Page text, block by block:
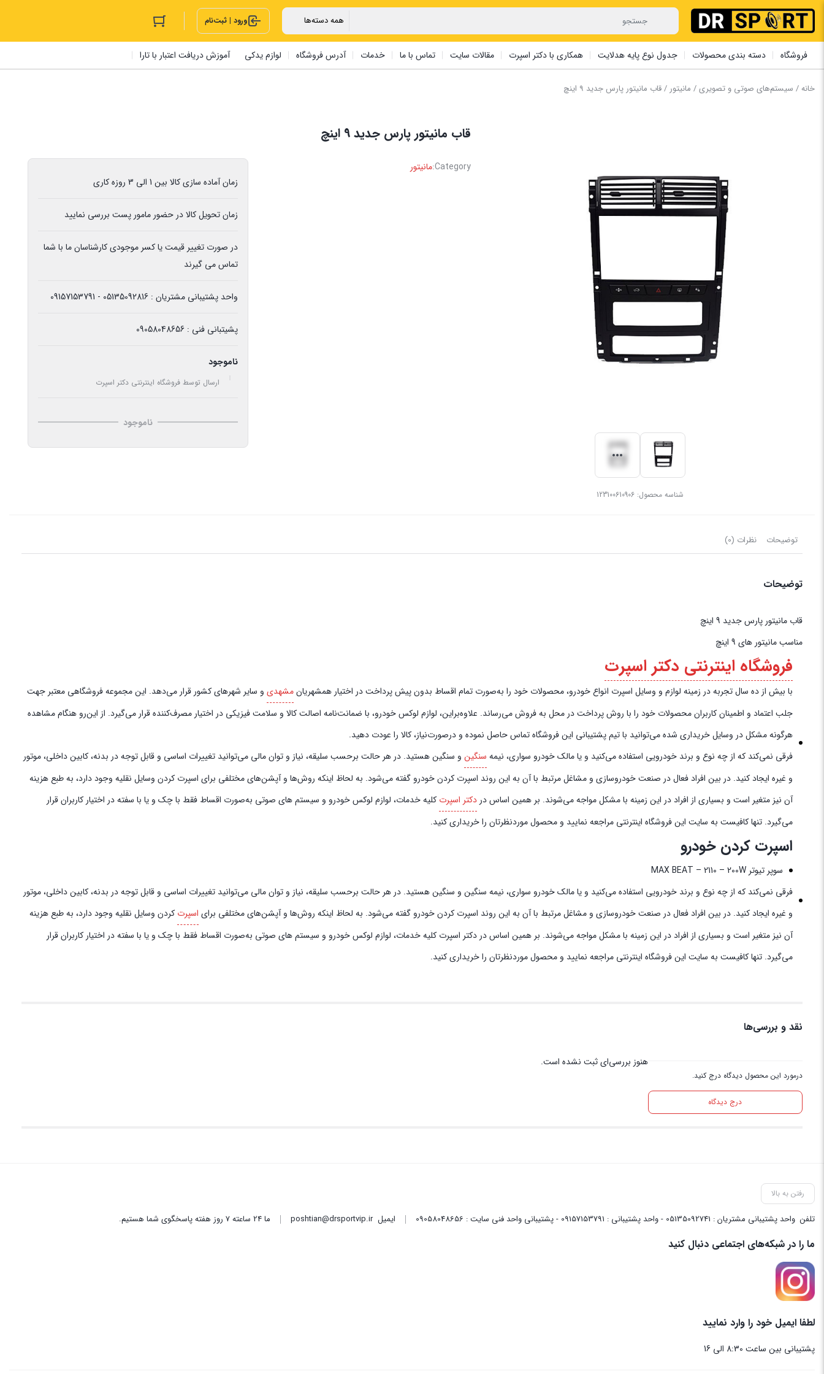
ورود | ثبت‌نام
فروشگاه دسته بندی محصولات جدول نوع پایه هدلایت همکاری با دکتر اسپرت مقالات سایت تماس با ما خدمات آدرس فروشگاه لوازم یدکی آموزش دریافت اعتبار با تارا
خانه/ سیستم‌های صوتی و تصویری/ مانیتور / قاب مانیتور ‏پارس ‏جدید 9 اینچ
شناسه محصول:123100610906
قاب مانیتور ‏پارس ‏جدید 9 اینچ
Category:مانیتور
زمان آماده سازی کالا بین 1 الی 3 روزه کاری
زمان تحویل کالا در حضور مامور پست بررسی نمایید
در صورت تغییر قیمت یا کسر موجودی کارشناسان ما با شما
تماس می گیرند
واحد پشتیبانی مشتریان : 05135092816 - 09157153791
پشیتبانی فنی : 09058048656
ناموجود
ارسال توسط فروشگاه اینترنتی دکتر اسپرت
ناموجود
توضیحات نظرات (0)
توضیحات
قاب مانیتور ‏پارس ‏جدید 9 اینچ
مناسب مانیتور های 9 اینچ
فروشگاه اینترنتی دکتر اسپرت
با بیش از ده سال تجربه در زمینه لوازم و وسایل اسپرت انواع خودرو، محصولات خود را به‌صورت تمام اقساط بدون پیش‌‎ پرداخت در اختیار همشهریان مشهدی و سایر شهرهای کشور قرار می‌دهد. این مجموعه فروشگاهی معتبر جهت
جلب اعتماد و اطمینان کاربران محصولات خود را با روش پرداخت در محل به فروش می‌رساند. علاوه‌بر‌این، لوازم لوکس خودرو، با ضمانت‌نامه اصالت کالا و سلامت فیزیکی در اختیار مصرف‌کننده قرار می‌گیرد. از این‌رو هنگام مشاهده
هرگونه مشکل در وسایل خریداری شده می‌توانید با تیم پشتیبانی این فروشگاه تماس حاصل نموده و در‌صورت‌نیاز، کالا را عودت دهید.
فرقی نمی‌کند که از چه نوع و برند خودرویی استفاده می‌کنید و یا مالک خودرو سواری، نیمه سنگین و سنگین هستید. در هر حالت برحسب سلیقه، نیاز و توان مالی می‌توانید تغییرات اساسی و قابل توجه در بدنه، کابین داخلی، موتور
و غیره ایجاد کنید. در بین افراد فعال در صنعت خودروسازی و مشاغل مرتبط با آن به این روند اسپرت کردن خودرو گفته می‌شود. به لحاظ اینکه روش‌ها و آپشن‌های مختلفی برای اسپرت کردن وسایل نقلیه وجود دارد، به طبع هزینه
آن نیز متغیر است و بسیاری از افراد در این زمینه با مشکل مواجه می‌شوند. بر همین اساس در دکتر اسپرت کلیه خدمات، لوازم لوکس خودرو و سیستم‌ های صوتی به‌صورت اقساط فقط با چک و یا با سفته در اختیار کاربران قرار
می‌گیرد. تنها کافیست به سایت این فروشگاه اینترنتی مراجعه نمایید و محصول موردنظرتان را خریداری کنید.
اسپرت کردن خودرو
سوپر تیوتر MAX BEAT – 2110 – 200W
فرقی نمی‌کند که از چه نوع و برند خودرویی استفاده می‌کنید و یا مالک خودرو سواری، نیمه سنگین و سنگین هستید. در هر حالت برحسب سلیقه، نیاز و توان مالی می‌توانید تغییرات اساسی و قابل توجه در بدنه، کابین داخلی، موتور
و غیره ایجاد کنید. در بین افراد فعال در صنعت خودروسازی و مشاغل مرتبط با آن به این روند اسپرت کردن خودرو گفته می‌شود. به لحاظ اینکه روش‌ها و آپشن‌های مختلفی برای اسپرت کردن وسایل نقلیه وجود دارد، به طبع هزینه
آن نیز متغیر است و بسیاری از افراد در این زمینه با مشکل مواجه می‌شوند. بر همین اساس در دکتر اسپرت کلیه خدمات، لوازم لوکس خودرو و سیستم‌ های صوتی به‌صورت اقساط فقط با چک و یا با سفته در اختیار کاربران قرار
می‌گیرد. تنها کافیست به سایت این فروشگاه اینترنتی مراجعه نمایید و محصول موردنظرتان را خریداری کنید.
نقد و بررسی‌ها
درمورد این محصول دیدگاه درج کنید.
درج دیدگاه
هنوز بررسی‌ای ثبت نشده است.
رفتن به بالا
تلفن واحد پشتیبانی مشتریان : 05135092741 - واحد پشتیبانی : 09157153791 - پشتیبانی واحد فنی سایت : 09058048656 ایمیلposhtian@drsportvip.ir ما 24 ساعته 7 روز هفته پاسخگوی شما هستیم.
ما را در شبکه‌های اجتماعی دنبال کنید
لطفا ایمیل خود را وارد نمایید
پشتیبانی بین ساعت 8:30 الی 16